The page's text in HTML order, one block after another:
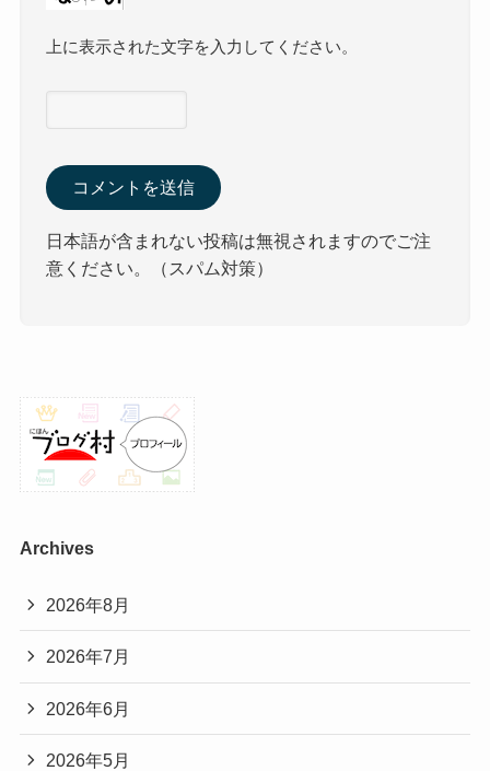
上に表示された文字を入力してください。
日本語が含まれない投稿は無視されますのでご注
意ください。（スパム対策）
Archives
2026年8月
2026年7月
2026年6月
2026年5月